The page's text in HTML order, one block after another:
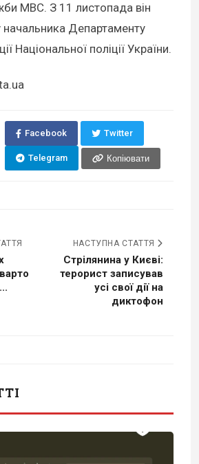
МВС. З 11 листопада він
начальника Департаменту
Національної поліції України.
Facebook Twitter
Telegram Копіювати
НАСТУПНА СТАТТЯ
Стрілянина у Києві:
терорист записував
усі свої дії на
диктофон